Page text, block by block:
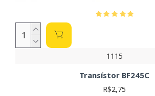
1115
Transístor BF245C
R$2,75